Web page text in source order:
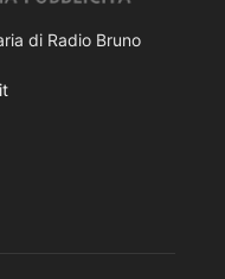
di Radio Bruno